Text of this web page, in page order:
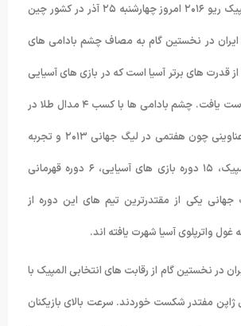
واترپلوی انتخابی المپیک ریو ۲۰۱۶ امروز چهارشنبه ۲۵ آذر در کشور چین
در نخستین گام به مصاف چشم بادامی های
قدرت های برتر آسیا است که در بازی های آسیایی
۲۰۱۴ به مدال نقره دست یافت. چشم بادامی ها با کسب ۴ مدال طلا در
بازی های آسیایی و عناوینی چون هفتمی در لیگ جهانی ۲۰۱۳ و تجربه
حضور در ۷ دوره المپیک، ۱۵ دوره بازی های آسیایی، ۶ دوره قهرمانی
لیگ جهانی یکی از مقتدرترین تیم های این دوره از
واترپلوی آسیا شهرت یافته اند.
در نخستین گام از رقابت های انتخابی المپیک با
بر ۲ مقابل ژاپن مفتدر شکست خوردند. سرعت بالای بازیکنان